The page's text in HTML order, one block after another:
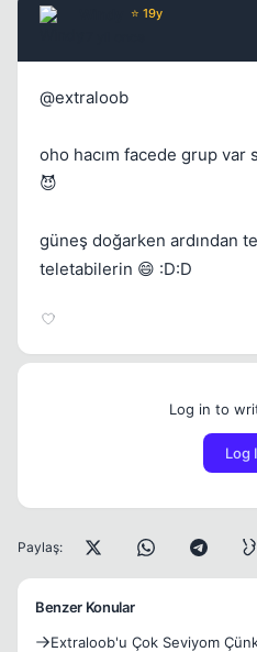
⭐ 19y
@extraloob
oho hacım facede grup
😈
güneş doğarken ardından
teletabilerin 😄 :D:D
Log in to
Log
Paylaş:
Benzer Konular
Extraloob'u Çok Seviyom